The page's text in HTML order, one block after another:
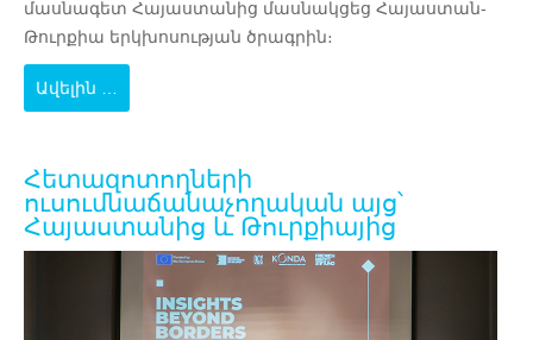
մասնագետ Հայաստանից մասնակցեց Հայաստան-
Թուրքիա երկխոսության ծրագրին։
Ավելին …
Հետազոտողների
ուսումնաճանաչողական այց՝
Հայաստանից և Թուրքիայից